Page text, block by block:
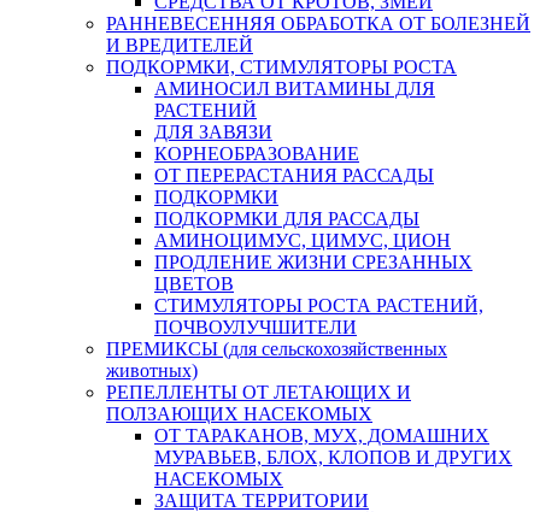
РАННЕВЕСЕННЯЯ ОБРАБОТКА ОТ БОЛЕЗНЕЙ
И ВРЕДИТЕЛЕЙ
ПОДКОРМКИ, СТИМУЛЯТОРЫ РОСТА
АМИНОСИЛ ВИТАМИНЫ ДЛЯ
РАСТЕНИЙ
ДЛЯ ЗАВЯЗИ
КОРНЕОБРАЗОВАНИЕ
ОТ ПЕРЕРАСТАНИЯ РАССАДЫ
ПОДКОРМКИ
ПОДКОРМКИ ДЛЯ РАССАДЫ
АМИНОЦИМУС, ЦИМУС, ЦИОН
ПРОДЛЕНИЕ ЖИЗНИ СРЕЗАННЫХ
ЦВЕТОВ
СТИМУЛЯТОРЫ РОСТА РАСТЕНИЙ,
ПОЧВОУЛУЧШИТЕЛИ
ПРЕМИКСЫ (для сельскохозяйственных
животных)
РЕПЕЛЛЕНТЫ ОТ ЛЕТАЮЩИХ И
ПОЛЗАЮЩИХ НАСЕКОМЫХ
ОТ ТАРАКАНОВ, МУХ, ДОМАШНИХ
МУРАВЬЕВ, БЛОХ, КЛОПОВ И ДРУГИХ
НАСЕКОМЫХ
ЗАЩИТА ТЕРРИТОРИИ